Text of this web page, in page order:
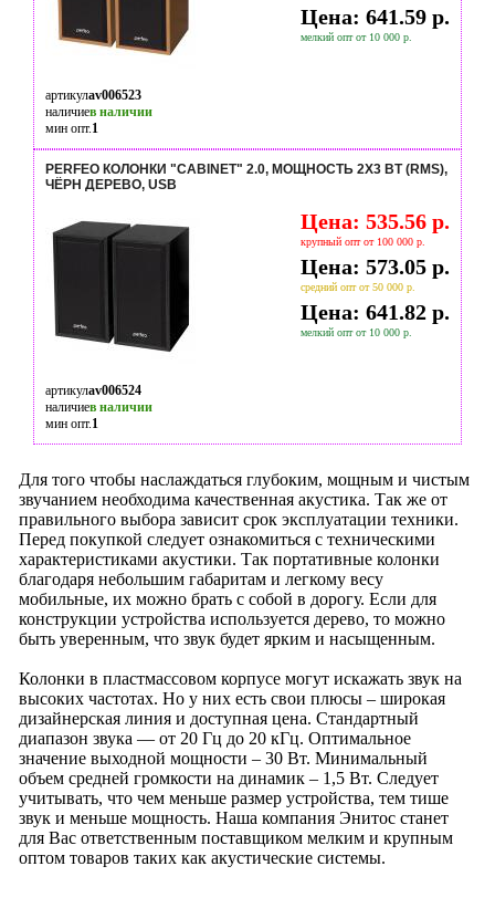
Цена: 641.59 р.
мелкий опт от 10 000 р.
артикулav006523
наличиев наличии
мин опт.1
PERFEO КОЛОНКИ "CABINET" 2.0, МОЩНОСТЬ 2Х3 ВТ (RMS),
ЧЁРН ДЕРЕВО, USB
Цена: 535.56 р.
крупный опт от 100 000 р.
Цена: 573.05 р.
средний опт от 50 000 р.
Цена: 641.82 р.
мелкий опт от 10 000 р.
артикулav006524
наличиев наличии
мин опт.1
Для того чтобы наслаждаться глубоким, мощным и чистым
звучанием необходима качественная акустика. Так же от
правильного выбора зависит срок эксплуатации техники.
Перед покупкой следует ознакомиться с техническими
характеристиками акустики. Так портативные колонки
благодаря небольшим габаритам и легкому весу
мобильные, их можно брать с собой в дорогу. Если для
конструкции устройства используется дерево, то можно
быть уверенным, что звук будет ярким и насыщенным.
Колонки в пластмассовом корпусе могут искажать звук на
высоких частотах. Но у них есть свои плюсы – широкая
дизайнерская линия и доступная цена. Стандартный
диапазон звука — от 20 Гц до 20 кГц. Оптимальное
значение выходной мощности – 30 Вт. Минимальный
объем средней громкости на динамик – 1,5 Вт. Следует
учитывать, что чем меньше размер устройства, тем тише
звук и меньше мощность. Наша компания Энитос станет
для Вас ответственным поставщиком мелким и крупным
оптом товаров таких как акустические системы.